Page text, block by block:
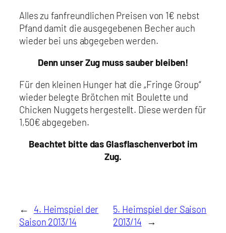
Alles zu fanfreundlichen Preisen von 1€ nebst
Pfand damit die ausgegebenen Becher auch
wieder bei uns abgegeben werden.
Denn unser Zug muss sauber bleiben!
Für den kleinen Hunger hat die „Fringe Group“
wieder belegte Brötchen mit Boulette und
Chicken Nuggets hergestellt. Diese werden für
1,50€ abgegeben.
Beachtet bitte das Glasflaschenverbot im
Zug.
←
4. Heimspiel der
Saison 2013/14
5. Heimspiel der Saison
2013/14
→